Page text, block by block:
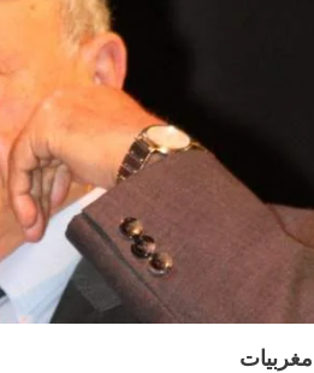
مغربيات
خلال ندوة علمية…الإعلان عن انطلاق
سرطان البروستات في المغرب بتقنية
“الهايفو”